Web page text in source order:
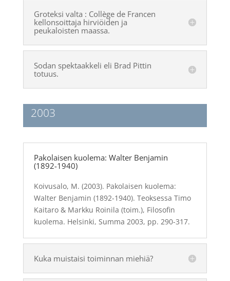
Groteksi valta : Collège de Francen
kellonsoittaja hirviöiden ja
peukaloisten maassa.
Sodan spektaakkeli eli Brad Pittin
totuus.
2003
Pakolaisen kuolema: Walter Benjamin
(1892-1940)
Koivusalo, M. (2003). Pakolaisen kuolema:
Walter Benjamin (1892-1940). Teoksessa Timo
Kaitaro & Markku Roinila (toim.), Filosofin
kuolema. Helsinki, Summa 2003, pp. 290-317.
Kuka muistaisi toiminnan miehiä?